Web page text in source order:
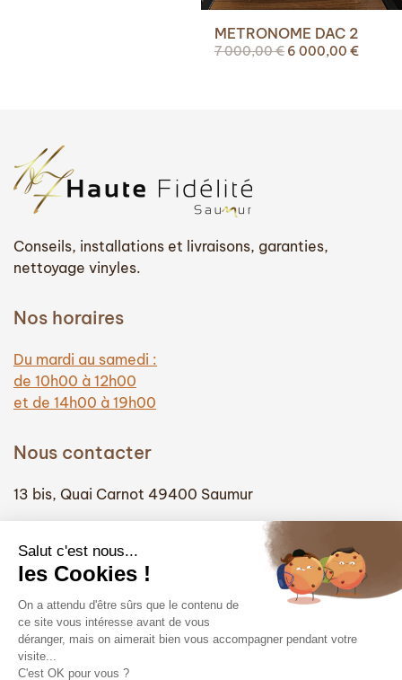
METRONOME DAC 2
7 000,00€ Le
6 000,00 €Le
Conseils, installations et livraisons, garanties,
nettoyage vinyles.
Nos horaires
Du mardi au samedi :
de 10h00 à 12h00
et de 14h00 à 19h00
Nous contacter
13 bis, Quai Carnot 49400 Saumur
info@hautefidelite-saumur.com
Liens
Contact